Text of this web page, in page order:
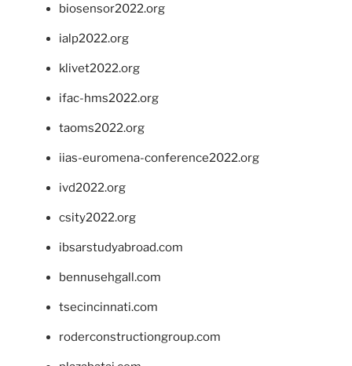
biosensor2022.org
ialp2022.org
klivet2022.org
ifac-hms2022.org
taoms2022.org
iias-euromena-conference2022.org
ivd2022.org
csity2022.org
ibsarstudyabroad.com
bennusehgall.com
tsecincinnati.com
roderconstructiongroup.com